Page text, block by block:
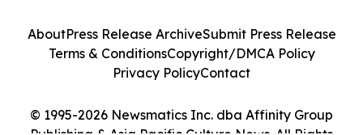
© 1995-2026 Newsmatics Inc. dba Affinity Group
AboutPress Release ArchiveSubmit Press Release
Terms & ConditionsCopyright/DMCA Policy
Privacy PolicyContact